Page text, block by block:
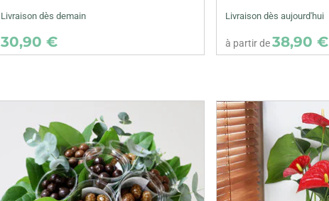
Livraison dès demain
30,90 €
Livraison dès aujourd'hui
à partir de38,90 €